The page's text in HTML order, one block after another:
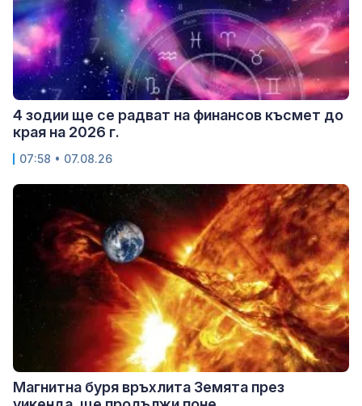
4 зодии ще се радват на финансов късмет до
края на 2026 г.
07:58 • 07.08.26
Магнитна буря връхлита Земята през